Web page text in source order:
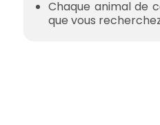
Chaque animal de
que vous